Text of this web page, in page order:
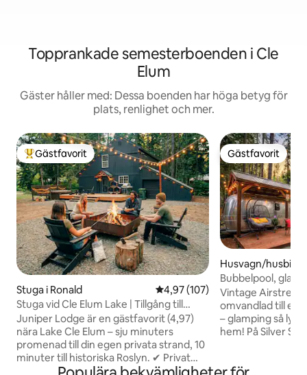
Topprankade semesterboenden i Cle
Elum
Gäster håller med: Dessa boenden har höga betyg för
plats, renlighet och mer.
Populär gästfavorit
Gästfavorit
Stuga i Ronald 4,97 av 5 i genomsnittligt
4,97 (107)
Stuga vid Cle Elum Lake | Tillgång till
stranden | Bubbelpool
Juniper Lodge är en gästfavorit (4,97)
nära Lake Cle Elum – sju minuters
promenad till din egen privata strand, 10
minuter till historiska Roslyn. ✔ Privat
tillgång till stranden vid Lake Cle Elum ✔
Gästfavorit
Gästfavorit
Husvagn/husbil i
Bubbelpool,
Roslyn/Lake Cle
Vintage
omvandlad till en
– glamping så
hem! På Silver
par eller